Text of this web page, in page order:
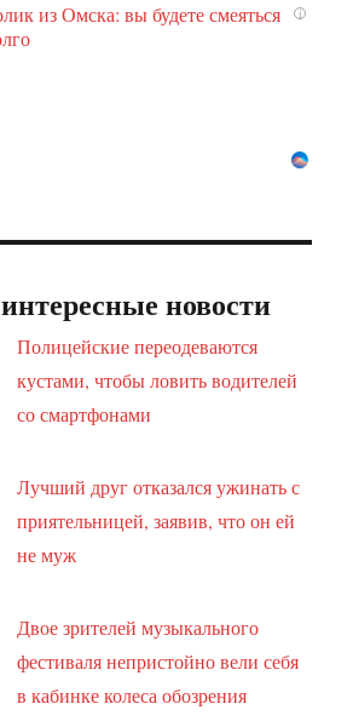
i
из Омска: вы будете смеяться
новости
Полицейские переодеваются
кустами, чтобы ловить водителей
со смартфонами
Лучший друг отказался ужинать с
приятельницей, заявив, что он ей
не муж
Двое зрителей музыкального
фестиваля непристойно вели себя
в кабинке колеса обозрения